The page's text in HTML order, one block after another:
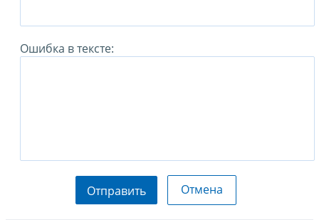
Ошибка в тексте:
Отправить Отмена